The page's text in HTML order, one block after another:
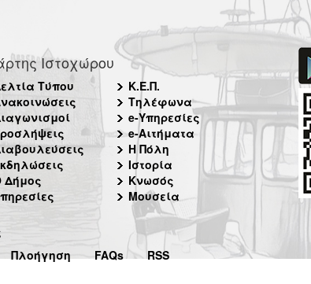
Ιστοχώρου
Τύπου
Δήμος
Κ.Ε.Π.
Τηλέφωνα
e-Υπηρεσίες
e-Αιτήματα
Η Πόλη
Ιστορία
Κνωσός
Μουσεία
Πλοήγηση FAQs RSS